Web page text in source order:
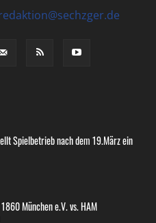
Spielbetrieb nach dem 19.März ein
München e.V. vs. HAM